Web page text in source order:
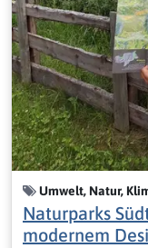
Umwelt, Natur,
Naturparks
modernem